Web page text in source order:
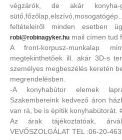
végzárók, de akár konyha-
feltételeiről minden esetben
robi@robinagyker.hu mail címen tud
A front-korpusz-munkalap
megtekinthetőek ill. akár 3D-s
személyes megbeszélés keretén
megrendelésben.
-A konyhabútor elemek
Szakembereink kedvező áron
van rá, be is építik konyhabútorát.
Az árak tájékoztatóak,
VEVŐSZOLGÁLAT TEL :06-20-